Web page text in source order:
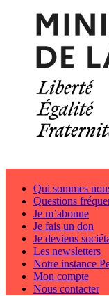
Qui sommes
Questions
Je m’abonne
Je fais un don
Je deviens
Les newsletters
Notre instance
Mon compte
Nous contacter